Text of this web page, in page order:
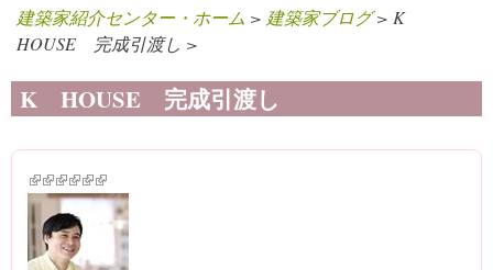
建築家紹介センター・ホーム > 建築家ブログ> K
HOUSE 完成引渡し >
K HOUSE 完成引渡し
(link is external)
(link is external)
(link is external)
(link is external)
(link is external)
(link is external)